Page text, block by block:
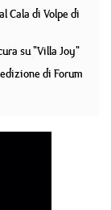
Cala di Volpe di
su "Villa Joy"
di Forum